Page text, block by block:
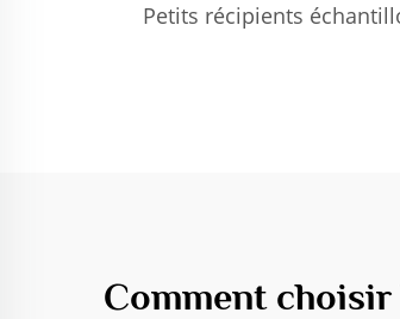
Petits récipients
Comment